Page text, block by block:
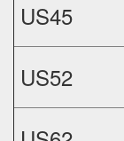
US45
US52